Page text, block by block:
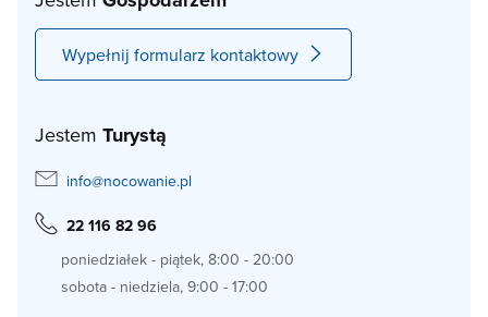
Wypełnij formularz kontaktowy
Jestem Turystą
info@nocowanie.pl
22 116 82 96
poniedziałek - piątek, 8:00 - 20:00
sobota - niedziela, 9:00 - 17:00